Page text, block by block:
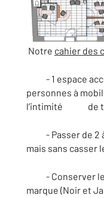
Notre cahier des
- 1 espace
personnes à
l’intimité de
- Passer de 2 à
mais sans casser
- Conserver le
marque (Noir et